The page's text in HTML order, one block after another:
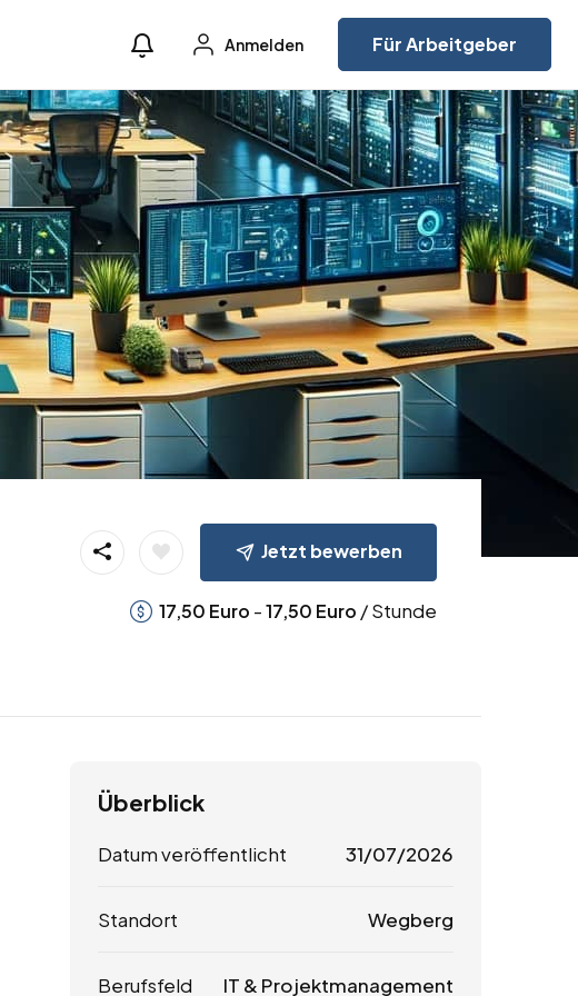
Anmelden Für Arbeitgeber
Jetzt bewerben
17,50 Euro -17,50 Euro / Stunde
Überblick
Datum veröffentlicht 31/07/2026
Standort Wegberg
Berufsfeld IT & Projektmanagement